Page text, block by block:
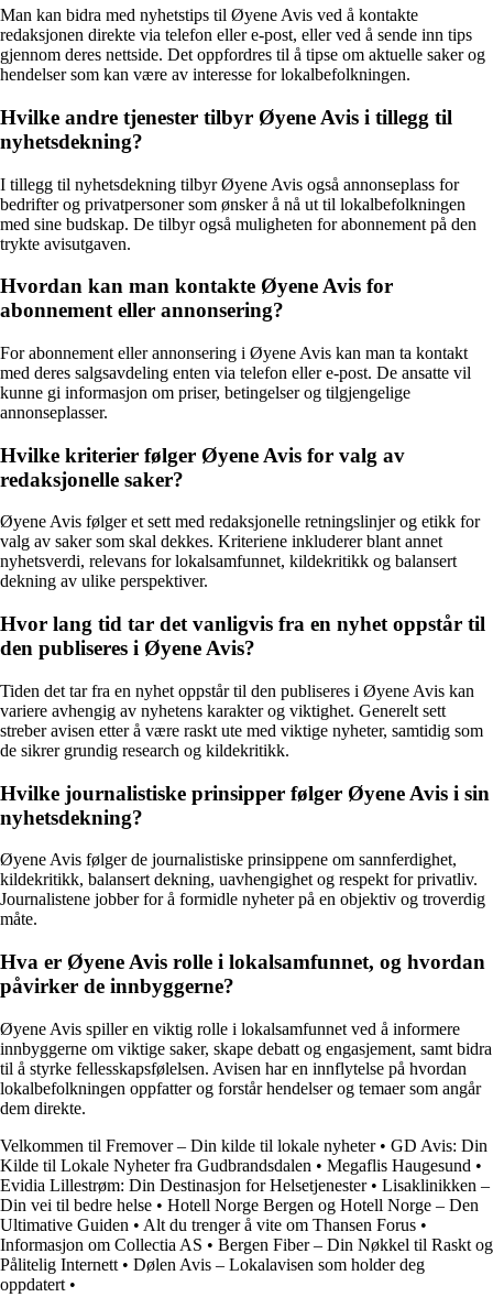
Man kan bidra med nyhetstips til Øyene Avis ved å kontakte
redaksjonen direkte via telefon eller e-post, eller ved å sende inn tips
gjennom deres nettside. Det oppfordres til å tipse om aktuelle saker og
hendelser som kan være av interesse for lokalbefolkningen.
Hvilke andre tjenester tilbyr Øyene Avis i tillegg til
nyhetsdekning?
I tillegg til nyhetsdekning tilbyr Øyene Avis også annonseplass for
bedrifter og privatpersoner som ønsker å nå ut til lokalbefolkningen
med sine budskap. De tilbyr også muligheten for abonnement på den
trykte avisutgaven.
Hvordan kan man kontakte Øyene Avis for
abonnement eller annonsering?
For abonnement eller annonsering i Øyene Avis kan man ta kontakt
med deres salgsavdeling enten via telefon eller e-post. De ansatte vil
kunne gi informasjon om priser, betingelser og tilgjengelige
annonseplasser.
Hvilke kriterier følger Øyene Avis for valg av
redaksjonelle saker?
Øyene Avis følger et sett med redaksjonelle retningslinjer og etikk for
valg av saker som skal dekkes. Kriteriene inkluderer blant annet
nyhetsverdi, relevans for lokalsamfunnet, kildekritikk og balansert
dekning av ulike perspektiver.
Hvor lang tid tar det vanligvis fra en nyhet oppstår til
den publiseres i Øyene Avis?
Tiden det tar fra en nyhet oppstår til den publiseres i Øyene Avis kan
variere avhengig av nyhetens karakter og viktighet. Generelt sett
streber avisen etter å være raskt ute med viktige nyheter, samtidig som
de sikrer grundig research og kildekritikk.
Hvilke journalistiske prinsipper følger Øyene Avis i sin
nyhetsdekning?
Øyene Avis følger de journalistiske prinsippene om sannferdighet,
kildekritikk, balansert dekning, uavhengighet og respekt for privatliv.
Journalistene jobber for å formidle nyheter på en objektiv og troverdig
måte.
Hva er Øyene Avis rolle i lokalsamfunnet, og hvordan
påvirker de innbyggerne?
Øyene Avis spiller en viktig rolle i lokalsamfunnet ved å informere
innbyggerne om viktige saker, skape debatt og engasjement, samt bidra
til å styrke fellesskapsfølelsen. Avisen har en innflytelse på hvordan
lokalbefolkningen oppfatter og forstår hendelser og temaer som angår
dem direkte.
Velkommen til Fremover – Din kilde til lokale nyheter• GD Avis: Din
Kilde til Lokale Nyheter fra Gudbrandsdalen • Megaflis Haugesund •
Evidia Lillestrøm: Din Destinasjon for Helsetjenester• Lisaklinikken –
Din vei til bedre helse • Hotell Norge Bergen og Hotell Norge – Den
Ultimative Guiden • Alt du trenger å vite om Thansen Forus •
Informasjon om Collectia AS • Bergen Fiber – Din Nøkkel til Raskt og
Pålitelig Internett • Dølen Avis – Lokalavisen som holder deg
oppdatert •